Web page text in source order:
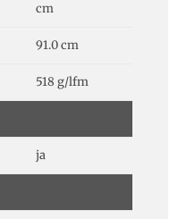
cm
91.0 cm
518 g/lfm
ja